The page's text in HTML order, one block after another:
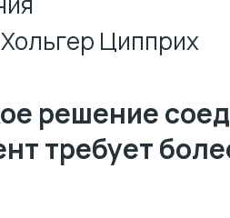
Ципприх
решение
требует